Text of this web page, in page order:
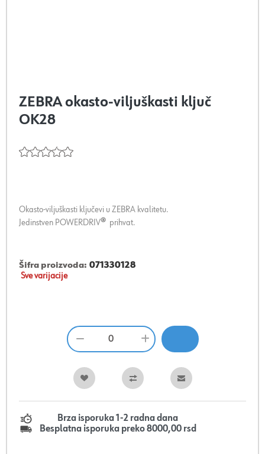
ZEBRA okasto-viljuškasti ključ
OK28
Okasto-viljuškasti ključevi u ZEBRA kvalitetu.
Jedinstven POWERDRIV® prihvat.
Šifra proizvoda: 071330128
Sve varijacije
Brza isporuka 1-2 radna dana
Besplatna isporuka preko 8000,00 rsd